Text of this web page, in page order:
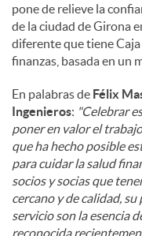
pone de relieve la
de la ciudad de Girona
diferente que tiene
finanzas, basada en un
En palabras de Félix
Ingenieros: "Celebrar
poner en valor el
que ha hecho posible
para cuidar la salud
socios y socias que
cercano y de calidad,
servicio son la esencia
reconocida